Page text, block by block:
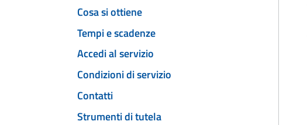
Cosa si ottiene
Tempi e scadenze
Accedi al servizio
Condizioni di servizio
Contatti
Strumenti di tutela